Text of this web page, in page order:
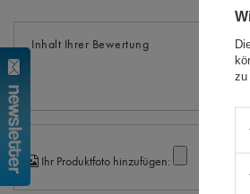
Inhalt Ihrer Bewertung
Ihr Produktfoto hinzufügen:
zu